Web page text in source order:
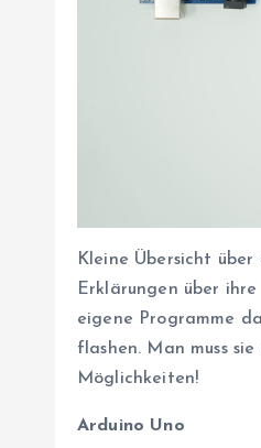
Kleine Übersicht
Erklärungen über
eigene Programme
flashen. Man muss
Möglichkeiten!
Arduino Uno